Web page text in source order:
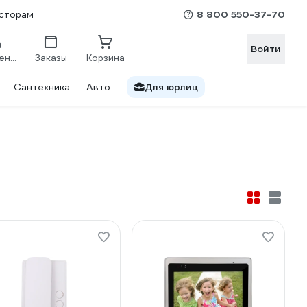
8 800 550-37-70
Сравнение Заказы Корзина
Войти
Сантехника Авто Для юрлиц